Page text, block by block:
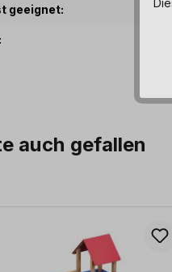
geeignet:
auch gefallen